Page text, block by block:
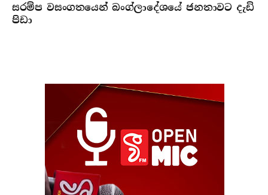
සරම්ප වසංගතයෙන් බංග්ලාදේශයේ ජනතාවට දැඩි
පිඩා